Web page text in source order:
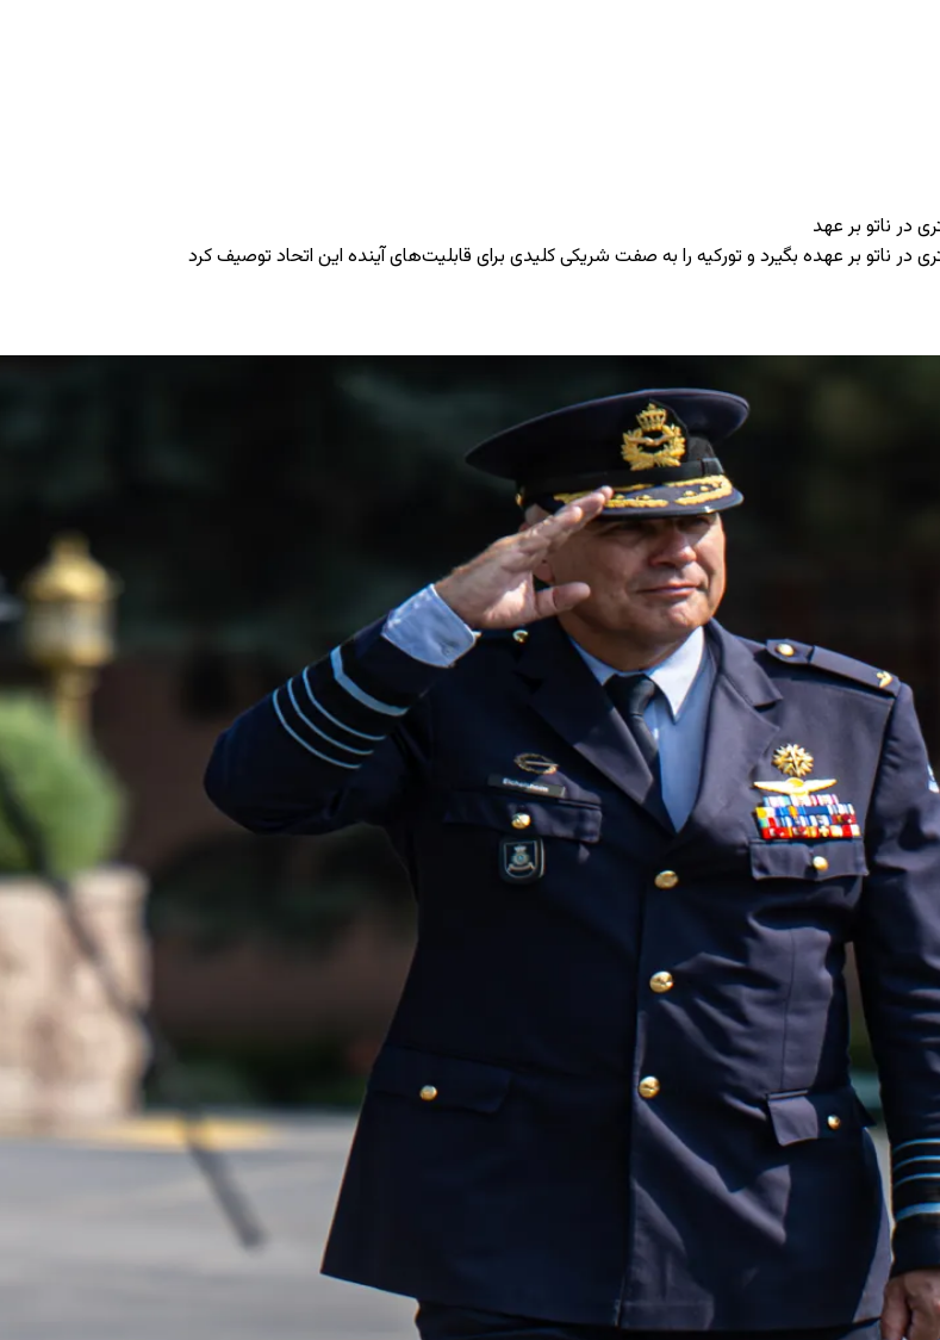
در ناتو بر عهد
در ناتو بر عهده بگیرد و تورکیه را به صفت شریکی کلیدی برای قابلیت‌های آینده این اتحاد توصیف کرد